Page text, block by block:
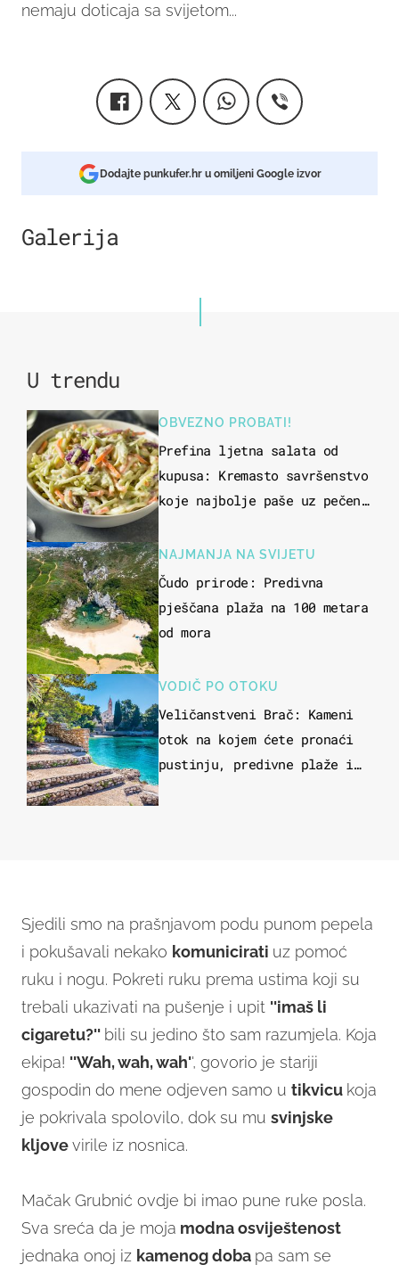
nemaju doticaja sa svijetom...
Dodajte punkufer.hr u omiljeni Google izvor
Galerija
U trendu
OBVEZNO PROBATI!
Prefina ljetna salata od
kupusa: Kremasto savršenstvo
koje najbolje paše uz pečeno
NAJMANJA NA SVIJETU
Čudo prirode: Predivna
pješčana plaža na 100 metara
od mora
VODIČ PO OTOKU
Veličanstveni Brač: Kameni
otok na kojem ćete pronaći
pustinju, predivne plaže i
Sjedili smo na prašnjavom podu punom pepela
i pokušavali nekako komunicirati uz pomoć
ruku i nogu. Pokreti ruku prema ustima koji su
trebali ukazivati na pušenje i upit ''imaš li
cigaretu?'' bili su jedino što sam razumjela. Koja
ekipa! ''Wah, wah, wah'', govorio je stariji
gospodin do mene odjeven samo u tikvicu koja
je pokrivala spolovilo, dok su mu svinjske
kljovevirile iz nosnica.
Mačak Grubnić ovdje bi imao pune ruke posla.
Sva sreća da je moja modna osviještenost
jednaka onoj iz kamenog doba pa sam se